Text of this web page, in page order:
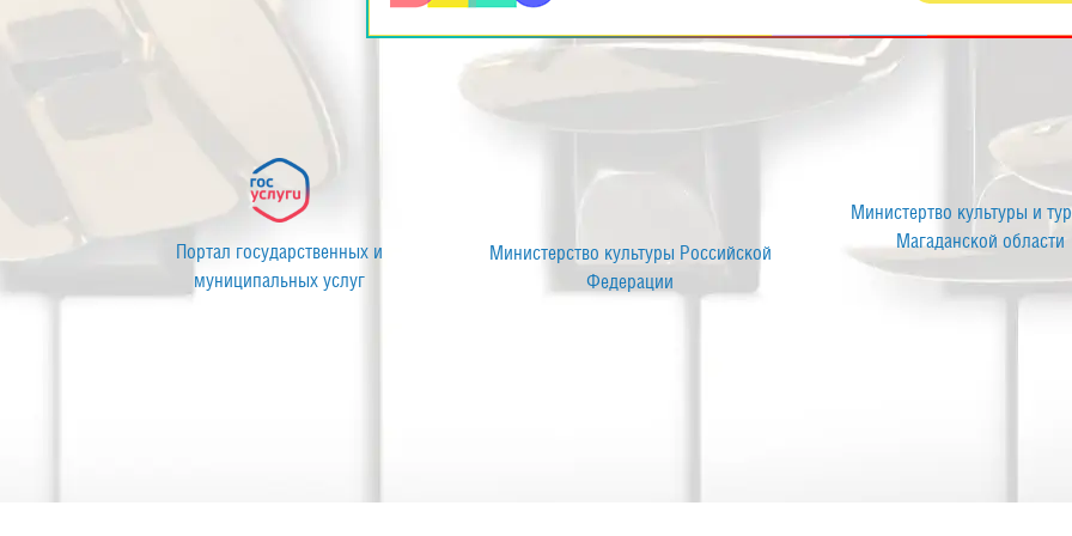
Муниципальное автономное учреждение
культуры «Центр культуры»
Портал государственных и
муниципальных услуг
Министерство культуры Российской
Федерации